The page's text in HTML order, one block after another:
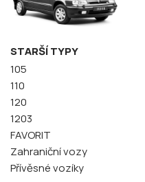
STARŠÍ TYPY
105
110
120
1203
FAVORIT
Zahraniční vozy
Přívěsné vozíky